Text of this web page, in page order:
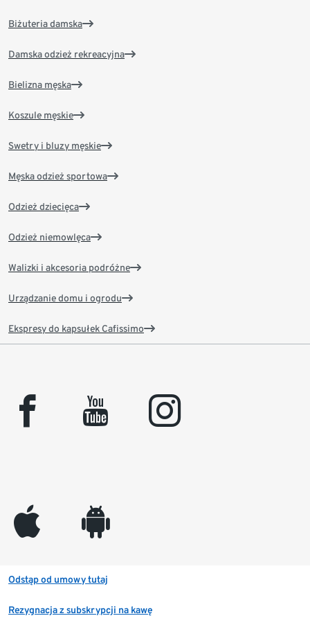
Biżuteria damska
Damska odzież rekreacyjna
Bielizna męska
Koszule męskie
Swetry i bluzy męskie
Męska odzież sportowa
Odzież dziecięca
Odzież niemowlęca
Walizki i akcesoria podróżne
Urządzanie domu i ogrodu
Ekspresy do kapsułek Cafissimo
facebook youtube instagram
appleinc android
Odstąp od umowy tutaj
Rezygnacja z subskrypcji na kawę